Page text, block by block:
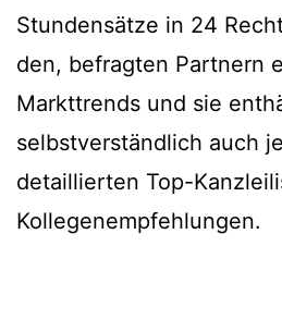
Stundensätze in 24
den, befragten Partnern
Markttrends und sie
selbstverständlich auch
detaillierten Top-
Kollegenempfehlungen.